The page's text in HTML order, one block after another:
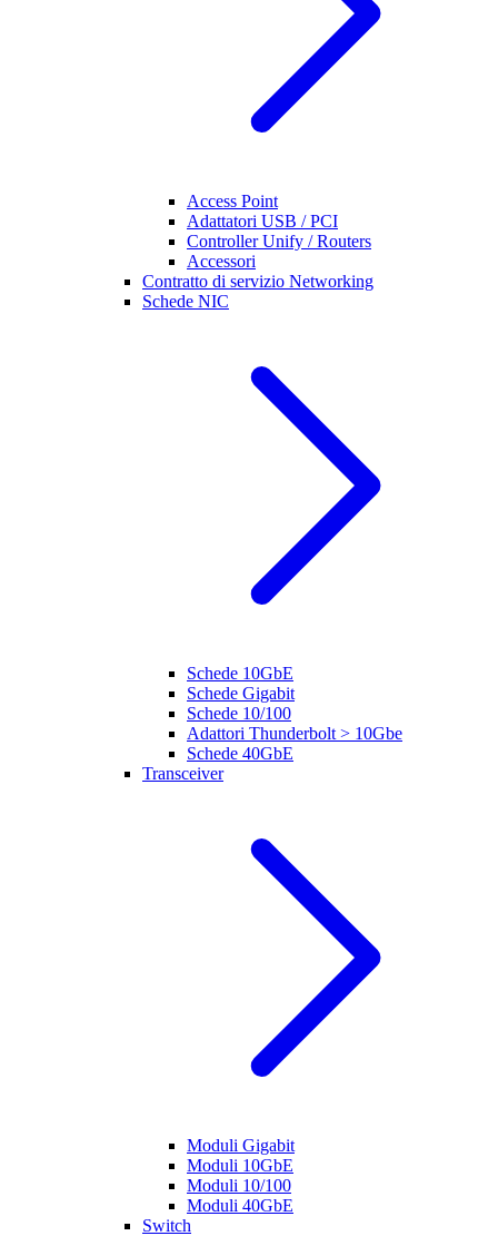
Access Point
Adattatori USB / PCI
Controller Unify / Routers
Accessori
Contratto di servizio Networking
Schede NIC
Schede 10GbE
Schede Gigabit
Schede 10/100
Adattori Thunderbolt > 10Gbe
Schede 40GbE
Transceiver
Moduli Gigabit
Moduli 10GbE
Moduli 10/100
Moduli 40GbE
Switch